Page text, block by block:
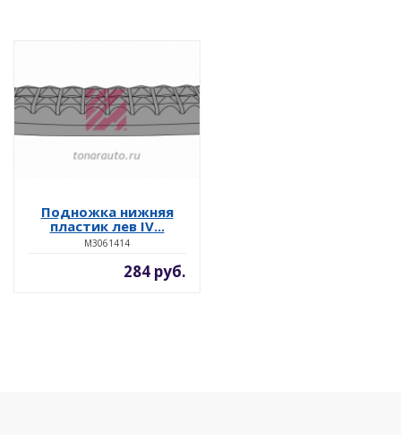
Подножка нижняя
пластик лев IV...
M3061414
284 руб.